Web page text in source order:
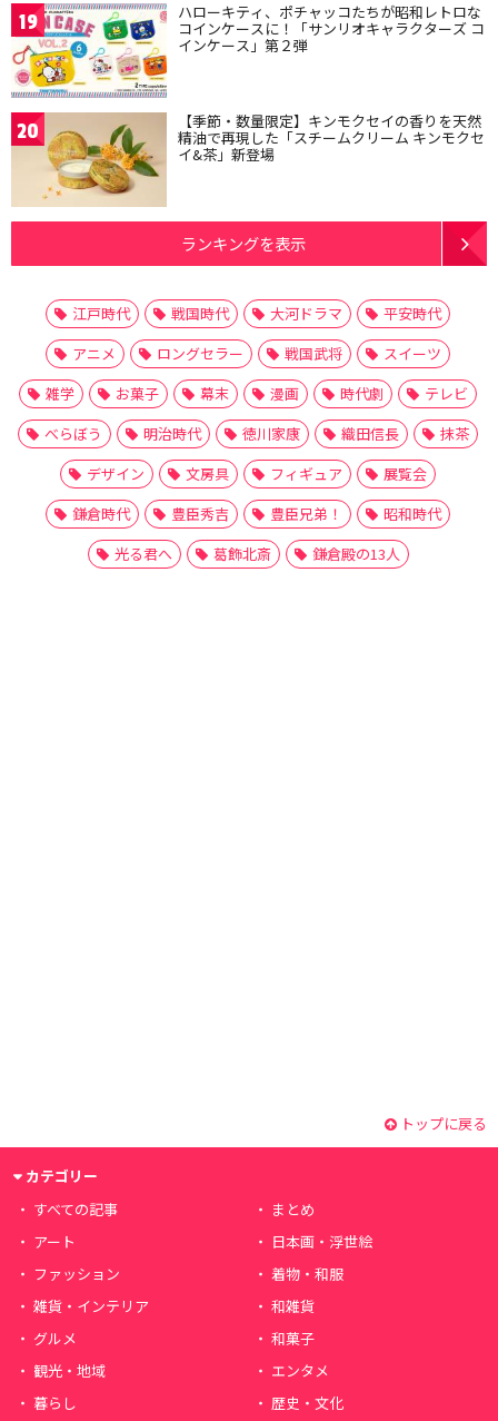
19 ハローキティ、ポチャッコたちが昭和レトロな
コインケースに！「サンリオキャラクターズ コ
インケース」第２弾
20 【季節・数量限定】キンモクセイの香りを天然
精油で再現した「スチームクリーム キンモクセ
イ&茶」新登場
ランキングを表示
江戸時代 戦国時代 大河ドラマ
平安時代
アニメ
ロングセラー 戦国武将
スイーツ
雑学
お菓子 幕末 漫画 時代劇
テレビ
べらぼう
明治時代 徳川家康 織田信長
抹茶
デザイン
文房具 フィギュア
展覧会
鎌倉時代
豊臣秀吉 豊臣兄弟！
昭和時代
光る君へ
葛飾北斎 鎌倉殿の13人
トップに戻る
カテゴリー
すべての記事
まとめ
アート
日本画・浮世絵
ファッション
着物・和服
雑貨・インテリア
和雑貨
グルメ
和菓子
観光・地域
エンタメ
暮らし
歴史・文化